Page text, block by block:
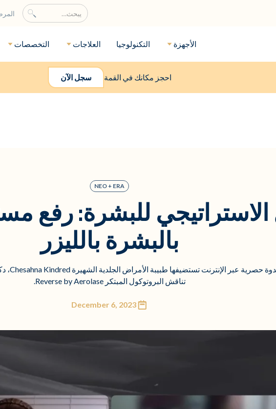
الأجهزة التكنولوجيا العلاجات التخصصات
احجز مكانك في القمة سجل الآن
NEO + ERA
للبشرة: رفع
بالبشرة بالليزر
تناقش البروتوكول المبتكر Reverse by Aerolase.
December 6, 2023